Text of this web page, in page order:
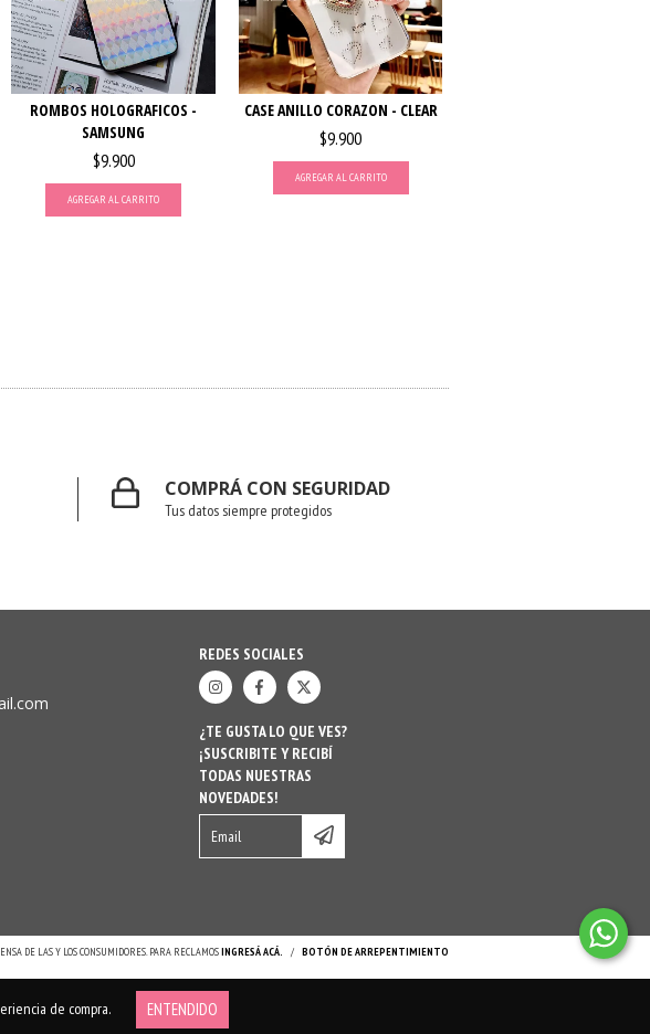
de compra. ENTENDIDO
ROMBOS HOLOGRAFICOS -
SAMSUNG
$9.900
AGREGAR AL CARRITO
CASE ANILLO CORAZON - CLEAR
$9.900
AGREGAR AL CARRITO
COMPRÁ CON SEGURIDAD
Tus datos siempre protegidos
REDES SOCIALES
¿TE GUSTA LO QUE VES?
¡SUSCRIBITE Y RECIBÍ
TODAS NUESTRAS
NOVEDADES!
DE LAS Y LOS CONSUMIDORES. PARA RECLAMOSINGRESÁ ACÁ. / BOTÓN DE ARREPENTIMIENTO